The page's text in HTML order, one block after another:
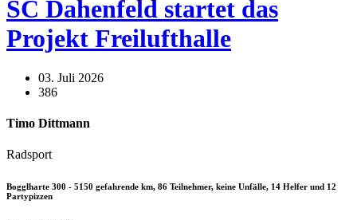
SC Dahenfeld startet das
Projekt Freilufthalle
03. Juli 2026
386
Timo Dittmann
Radsport
Bogglharte 300 - 5150 gefahrende km, 86 Teilnehmer, keine Unfälle, 14 Helfer und 12
Partypizzen